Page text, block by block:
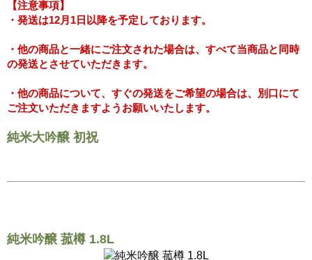
【注意事項】
・発送は12月1日以降を予定しております。
・他の商品と一緒にご注文された場合は、すべて当商品と同時
の発送とさせていただきます。
・他の商品について、すぐの発送をご希望の場合は、別口にて
ご注文いただきますようお願いいたします。
純米大吟醸 初祝
純米吟醸 菰樽 1.8L